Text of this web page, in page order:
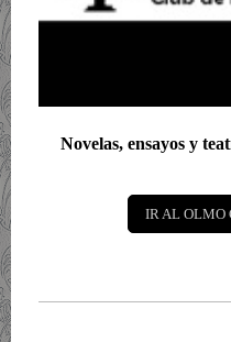
Novelas, ensayos y
IR AL OLMO